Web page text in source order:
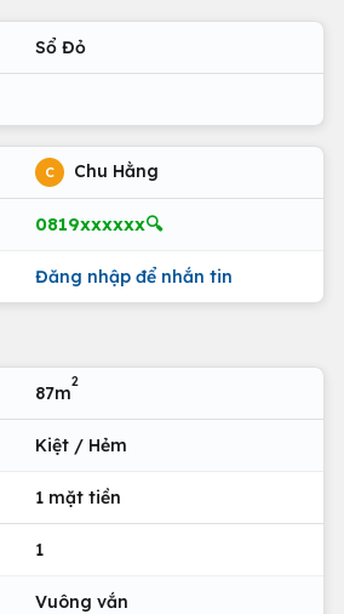
Sổ Đỏ
C Chu Hằng
0819xxxxxx🔍
Đăng nhập để nhắn tin
87m
2
Kiệt / Hẻm
1 mặt tiền
1
Vuông vắn